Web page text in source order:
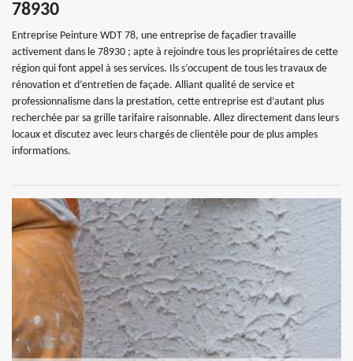
78930
Entreprise Peinture WDT 78, une entreprise de façadier travaille
activement dans le 78930 ; apte à rejoindre tous les propriétaires de cette
région qui font appel à ses services. Ils s’occupent de tous les travaux de
rénovation et d’entretien de façade. Alliant qualité de service et
professionnalisme dans la prestation, cette entreprise est d’autant plus
recherchée par sa grille tarifaire raisonnable. Allez directement dans leurs
locaux et discutez avec leurs chargés de clientèle pour de plus amples
informations.